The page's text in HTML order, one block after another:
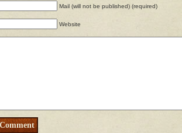
Mail (will not be published) (required)
Website